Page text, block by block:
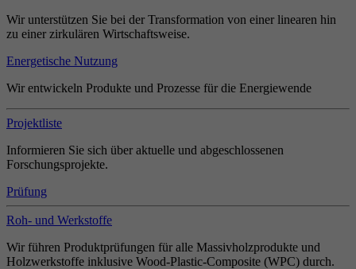
Wir unterstützen Sie bei der Transformation von einer linearen hin
zu einer zirkulären Wirtschaftsweise.
Energetische Nutzung
Wir entwickeln Produkte und Prozesse für die Energiewende
Projektliste
Informieren Sie sich über aktuelle und abgeschlossenen
Forschungsprojekte.
Prüfung
Roh- und Werkstoffe
Wir führen Produktprüfungen für alle Massivholzprodukte und
Holzwerkstoffe inklusive Wood-Plastic-Composite (WPC) durch.